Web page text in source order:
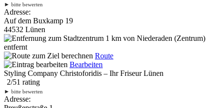
► bitte bewerten
Adresse:
Auf dem Buxkamp 19
44532 Lünen
1 km von Niederaden (Zentrum)
entfernt
Route
Bearbeiten
Styling Company Christoforidis – Ihr Friseur Lünen
2/51 rating
► bitte bewerten
Adresse: